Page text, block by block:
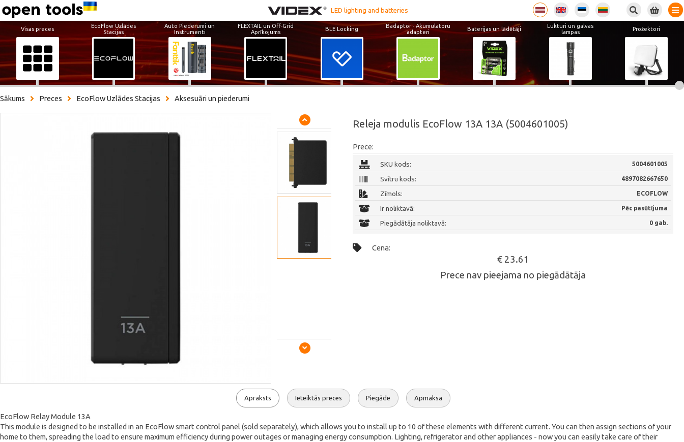
LED lighting and batteries
Visas preces
EcoFlow Uzlādes
Stacijas
Auto Piederumi un
Instrumenti
FLEXTAIL un Off-Grid
Aprīkojums
BLE Locking
Badaptor - Akumulatoru
adapteri
Baterijas un lādētāji
Lukturi un galvas
lampas
Prožektori
Sākums Preces EcoFlow Uzlādes Stacijas Aksesuāri un piederumi
Releja modulis EcoFlow 13A 13A (5004601005)
Prece:
SKU kods: 5004601005
Svītru kods: 4897082667650
Zīmols: ECOFLOW
Ir noliktavā: Pēc pasūtījuma
Piegādātāja noliktavā: 0 gab.
Cena:
€ 23.61
Prece nav pieejama no piegādātāja
Apraksts Ieteiktās preces Piegāde Apmaksa
EcoFlow Relay Module 13A
This module is designed to be installed in an EcoFlow smart control panel (sold separately), which allows you to install up to 10 of these elements with different current. You can then assign sections of your
home to them, spreading the load to ensure maximum efficiency during power outages or managing energy consumption. Lighting, refrigerator and other appliances - now you can easily take care of their